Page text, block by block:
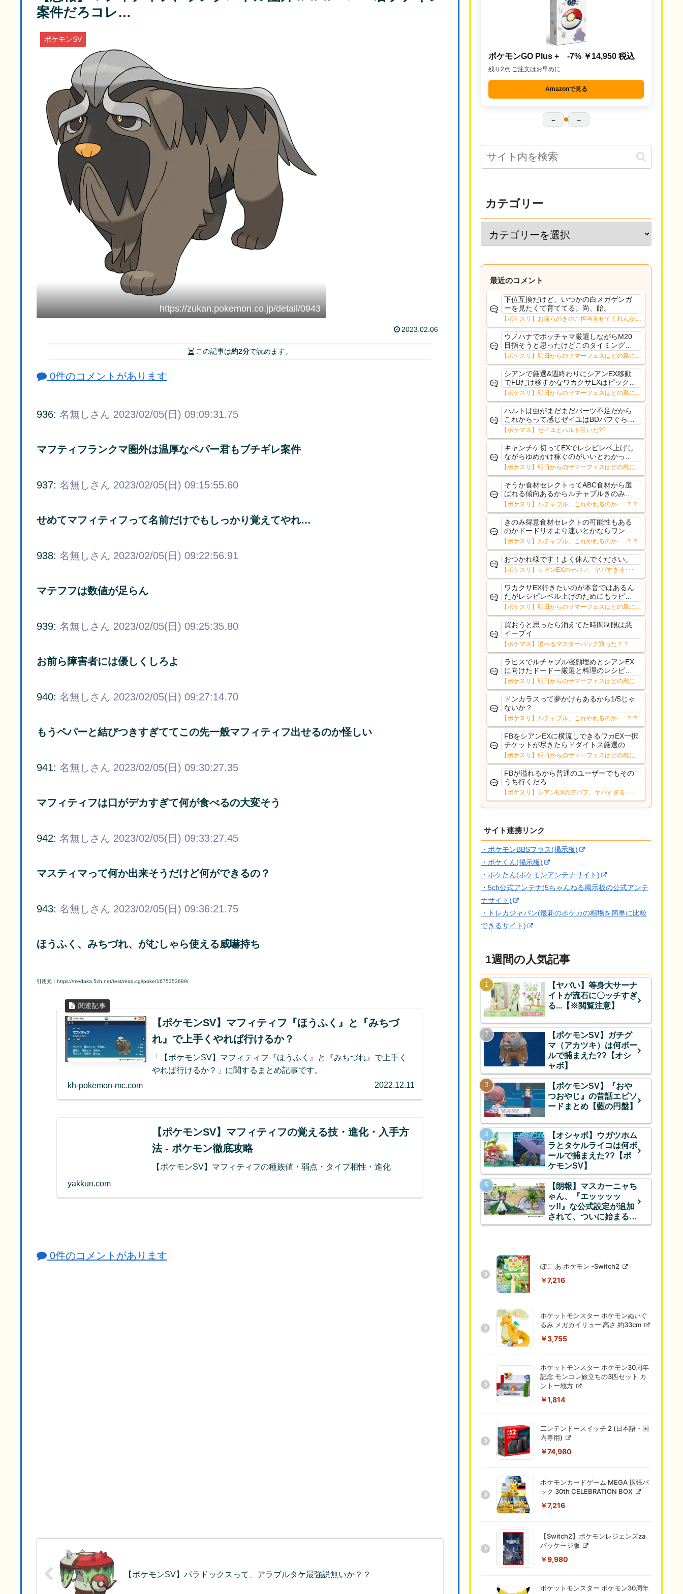
案件だろコレ…
ポケモンSV
https://zukan.pokemon.co.jp/detail/0943
2023.02.06
この記事は約2分で読めます。
0件のコメントがあります
936: 名無しさん 2023/02/05(日) 09:09:31.75
マフティフランクマ圏外は温厚なペパー君もブチギレ案件
937: 名無しさん 2023/02/05(日) 09:15:55.60
せめてマフィティフって名前だけでもしっかり覚えてやれ…
938: 名無しさん 2023/02/05(日) 09:22:56.91
マテフフは数値が足らん
939: 名無しさん 2023/02/05(日) 09:25:35.80
お前ら障害者には優しくしろよ
940: 名無しさん 2023/02/05(日) 09:27:14.70
もうペパーと結びつきすぎててこの先一般マフィティフ出せるのか怪しい
941: 名無しさん 2023/02/05(日) 09:30:27.35
マフィティフは口がデカすぎて何が食べるの大変そう
942: 名無しさん 2023/02/05(日) 09:33:27.45
マスティマって何か出来そうだけど何ができるの？
943: 名無しさん 2023/02/05(日) 09:36:21.75
ほうふく、みちづれ、がむしゃら使える威嚇持ち
引用元：https://medaka.5ch.net/test/read.cgi/poke/1675353689/
【ポケモンSV】マフィティフ『ほうふく』と『みちづ
れ』で上手くやれば行けるか？
「【ポケモンSV】マフィティフ『ほうふく』と『みちづれ』で上手く
やれば行けるか？」に関するまとめ記事です。
kh-pokemon-mc.com
2022.12.11
【ポケモンSV】マフィティフの覚える技・進化・入手方
法 - ポケモン徹底攻略
【ポケモンSV】マフィティフの種族値・弱点・タイプ相性・進化
yakkun.com
0件のコメントがあります
【ポケモンSV】パラドックスって、アラブルタケ最強説無いか？？
ポケモンGO Plus + -7% ￥14,950 税込
残り2点 ご注文はお早めに
Amazonで見る
← →
カテゴリー
最近のコメント
下位互換だけど、いつかの白メガゲンガ
ーを見たくて育ててる。尚、飴。
【ポケスリ】お前らのきのこ担当見せてくれんか…
ウノハナでポッチャマ厳選しながらM20
目指そうと思ったけどこのタイミングで
目指す意味もないことに気づいたそれな
ら10%デバフ受け入れてもリサexゆめか
け集めつつFB配れるワカクサEXの方がい
いかな〜
【ポケスリ】明日からのサマーフェスはどの島に行
く？？12日㈬からはNMD
シアンで厳選&週終わりにシアンEX移動
でFBだけ移すかなワカクサEXはピックア
ップ出てくる確率低すぎるルチャブルも
食材セレクトでそんなガチ性能でもない
からラピス行くほどでもないし
【ポケスリ】明日からのサマーフェスはどの島に行
く？？12日㈬からはNMD
ハルトは虫がまだまだパーツ不足だから
これからって感じゼイユはBDバフぐらい
技1で配れるようにしてほしかった
【ポケマス】ゼイユとハルト引いた??
キャンチケ切ってEXでレシピレベ上げし
ながらゆめかけ稼ぐのがいいとわかって
るのだが、ルチャルブルごときに切るよ
りデカヌチャン(きのバ)に期待してゆった
りトープ
【ポケスリ】明日からのサマーフェスはどの島に行
く？？12日㈬からはNMD
そうか食材セレクトってABC食材から選
ばれる傾向あるからルチャブルきのみ得
意でもない限り挽回きついのか。肝心の
ハーブミートジンジャーのAAA共はデバ
フ受けても強そうな面子だもんなぁ
【ポケスリ】ルチャブル、これやれるのか･･･？？
きのみ得意食材セレクトの可能性もある
のかドードリオより速いとかならワンチ
ャン…？
【ポケスリ】ルチャブル、これやれるのか･･･？？
おつかれ様です！よく休んでください。
【ポケスリ】シアンEXのデバフ、ヤバすぎる･･･
ワカクサEX行きたいのが本音ではあるん
だがレシピレベル上げのためにもラピス
かもワカクサEXのデバフ受けながらのレ
シピ上げってかなりストレス有るんよド
ードー厳選とルチャブル寝顔も取っとき
たいし
【ポケスリ】明日からのサマーフェスはどの島に行
く？？12日㈬からはNMD
買おうと思ったら消えてた時間制限は悪
イーブイ
【ポケマス】選べるマスターパック買った？？
ラピスでルチャブル寝顔埋めとシアンEX
に向けたドードー厳選と料理のレシピレ
ベル上げシアンEXにFL移すかは考え中キ
ャンチケは切らずにまったり過ごす予定
【ポケスリ】明日からのサマーフェスはどの島に行
く？？12日㈬からはNMD
ドンカラスって夢かけもあるから1/5じゃ
ないか？
【ポケスリ】ルチャブル、これやれるのか･･･？？
FBをシアンEXに横流しできるワカEX一択
チケットが尽きたらドダイトス厳選のた
めにラピス行くわ
【ポケスリ】明日からのサマーフェスはどの島に行
く？？12日㈬からはNMD
FBが溢れるから普通のユーザーでもその
うち行くだろ
【ポケスリ】シアンEXのデバフ、ヤバすぎる･･･
サイト連携リンク
・ポケモンBBSプラス(掲示板)
・ポケくん(掲示板)
・ポケたん(ポケモンアンテナサイト)
・5ch公式アンテナ(5ちゃんねる掲示板の公式アンテ
ナサイト)
・トレカジャパン(最新のポケカの相場を簡単に比較
できるサイト)
1週間の人気記事
【ヤバい】等身大サーナ
イトが流石に〇ッチすぎ
る...【※閲覧注意】
【ポケモンSV】ガチグ
マ（アカツキ）は何ボー
ルで捕まえた??【オシ
ャボ】
【ポケモンSV】『おや
つおやじ』の昔話エピソ
ードまとめ【藍の円盤】
【オシャボ】ウガツホム
ラとタケルライコは何ボ
ールで捕まえた??【ポ
ケモンSV】
【朗報】マスカーニャち
ゃん、『エッッッッ
ッ!!』な公式設定が追加
されて、ついに始まるｗ
ｗｗ
ぽこ あ ポケモン -Switch2
￥7,216
ポケットモンスター ポケモンぬいぐ
るみ メガカイリュー 高さ 約33cm
￥3,755
ポケットモンスター ポケモン30周年
記念 モンコレ旅立ちの3匹セット カ
ントー地方
￥1,814
二ンテンドースイッチ 2 (日本語・国
内専用)
￥74,980
ポケモンカードゲーム MEGA 拡張パ
ック 30th CELEBRATION BOX
￥7,216
【Switch2】ポケモンレジェンズza
パッケージ版
￥9,980
ポケットモンスター ポケモン30周年